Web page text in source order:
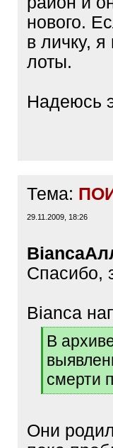
нового.
в личку,
лоты.
Надеюсь
Тема:
29.11.2009, 18:26
Bianca
Спасибо,
Bianca
[
q
]
В
смерти
[
]
Они